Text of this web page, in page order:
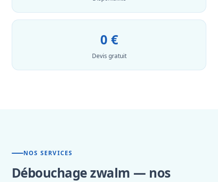
0 €
Devis gratuit
NOS SERVICES
Débouchage zwalm — nos